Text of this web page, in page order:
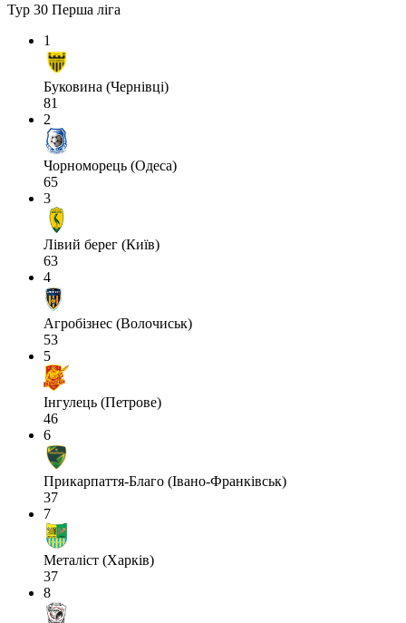
Тур 30 Перша ліга
1
Буковина (Чернівці)
81
2
Чорноморець (Одеса)
65
3
Лівий берег (Київ)
63
4
Агробізнес (Волочиськ)
53
5
Інгулець (Петрове)
46
6
Прикарпаття-Благо (Івано-Франківськ)
37
7
Металіст (Харків)
37
8